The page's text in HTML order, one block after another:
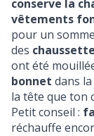
conserve la
vêtements
pour un
des
ont été
bonnet dans
la tête que ton
Petit conseil :
réchauffe